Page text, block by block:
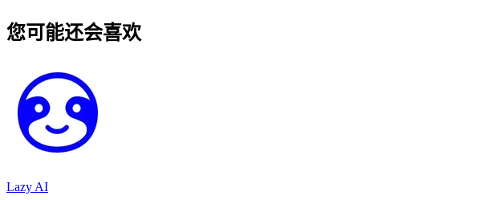
您可能还会喜欢
Lazy AI